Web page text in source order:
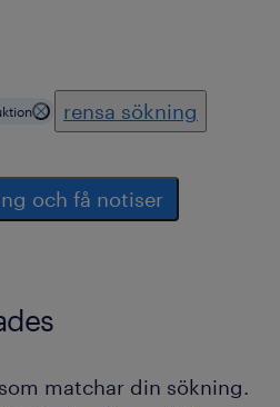
rensa sökning
och få notiser
matchar din sökning.